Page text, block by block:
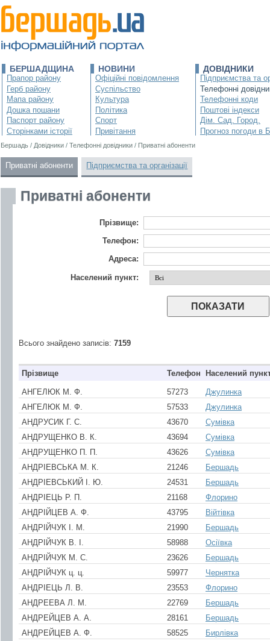
БЕРШАДЩИНА
Прапор району
Герб району
Мапа району
Дошка пошани
Паспорт району
Сторінками історії
НОВИНИ
Офіційні повідомлення
Суспільство
Культура
Політика
Спорт
Привітання
ДОВІДНИКИ
Підприємства та
Телефонні
Телефонні коди
Поштові індекси
Дім. Сад. Город.
Прогноз погоди в
Бершадь / Довідники / Телефонні довідники / Приватні абоненти
Приватні абоненти Підприємства та організації
Приватні абоненти
Прізвище:
Телефон:
Адреса:
Населений пункт:
Всього знайдено записів: 7159
Прізвище Телефон Населений
АНГЕЛЮК М. Ф. 57273
Джулинка
АНГЕЛЮК М. Ф.
57533
Джулинка
АНДPУСИК Г. С.
43670
Сумівка
АНДPУЩЕНКО В. К.
43694
Сумівка
АНДPУЩЕНКО П. П.
43626
Сумівка
АНДРIЕВСЬКА М. К.
21246
Бершадь
АНДРIЕВСЬКИЙ І. Ю.
24531
Бершадь
АНДРIЕЦЬ Р. П.
21168
Флорино
АНДРIЙЦЕВ А. Ф.
43795
Війтівка
АНДРIЙЧУК I. М.
21990
Бершадь
АНДРIЙЧУК В. І.
58988
Осіївка
АНДРIЙЧУК М. С.
23626
Бершадь
АНДРIЙЧУК ц. ц.
59977
Чернятка
АНДРІЕЦЬ Л. В.
23553
Флорино
АНДРЕЕВА Л. М.
22769
Бершадь
АНДРЕЙЦЕВ А. А.
28161
Бершадь
АНДРЕЙЦЕВ А. Ф.
58525
Бирлівка